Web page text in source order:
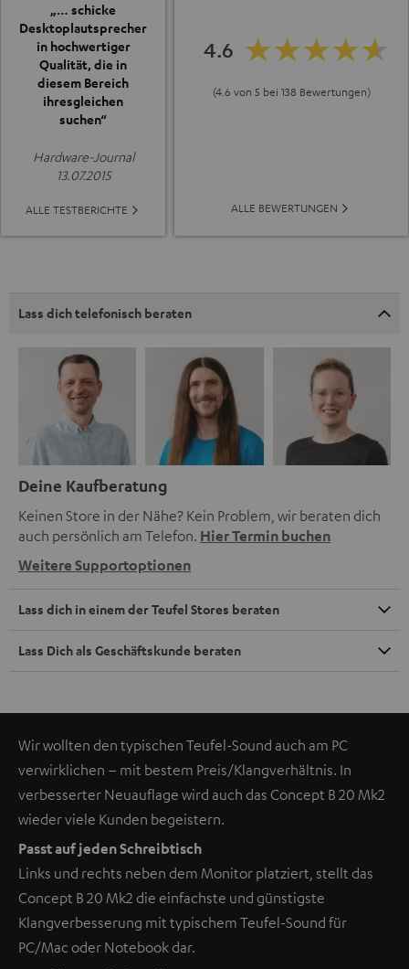
„… schicke
Desktoplautsprecher
in hochwertiger
Qualität, die in
diesem Bereich
ihresgleichen
suchen“
Hardware-Journal
13.07.2015
ALLE TESTBERICHTE
4.6
(4.6 von 5 bei 138 Bewertungen)
ALLE BEWERTUNGEN
Lass dich telefonisch beraten
Deine Kaufberatung
Keinen Store in der Nähe? Kein Problem, wir beraten dich
auch persönlich am Telefon. Hier Termin buchen
Weitere Supportoptionen
Lass dich in einem der Teufel Stores beraten
Lass Dich als Geschäftskunde beraten
Wir wollten den typischen Teufel-Sound auch am PC
verwirklichen – mit bestem Preis/Klangverhältnis. In
verbesserter Neuauflage wird auch das Concept B 20 Mk2
wieder viele Kunden begeistern.
Passt auf jeden Schreibtisch
Links und rechts neben dem Monitor platziert, stellt das
Concept B 20 Mk2 die einfachste und günstigste
Klangverbesserung mit typischem Teufel-Sound für
PC/Mac oder Notebook dar.